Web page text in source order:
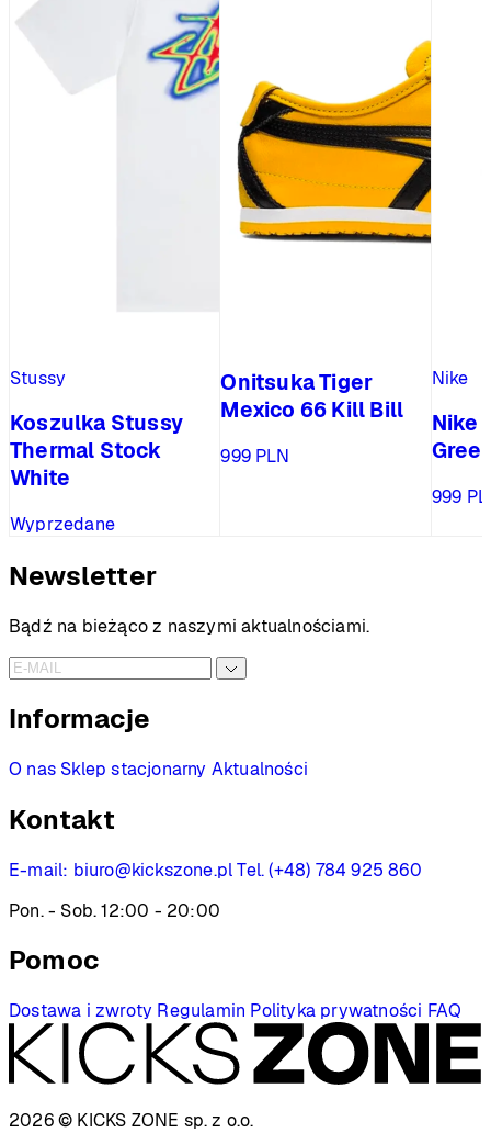
Stussy
Koszulka Stussy
Thermal Stock
White
Wyprzedane
Onitsuka Tiger
Mexico 66 Kill Bill
999 PLN
Nike
Nike
999
Newsletter
Bądź na bieżąco z naszymi aktualnościami.
Informacje
O nas Sklep stacjonarny Aktualności
Kontakt
E-mail: biuro@kickszone.pl Tel. (+48) 784 925 860
Pon. - Sob. 12:00 - 20:00
Pomoc
Dostawa i zwroty Regulamin Polityka prywatności FAQ
2026 © KICKS ZONE sp. z o.o.